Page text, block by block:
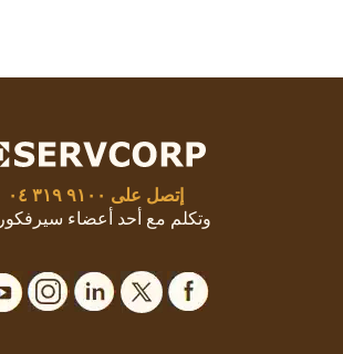
إتصل على ٩١٠٠ ٣١٩ ٠٤
وتكلم مع أحد أعضاء